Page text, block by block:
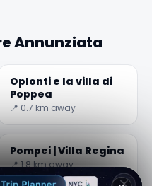
Annunziata
Oplonti e la villa di
Poppea
📍 0.7 km away
Pompei | Villa Regina
📍 1.8 km away